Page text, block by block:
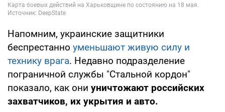
Напомним, украинские защитники
беспрестанно уменьшают живую силу и
технику врага. Недавно подразделение
пограничной службы "Стальной кордон"
показало, как они уничтожают российских
захватчиков, их укрытия и авто.